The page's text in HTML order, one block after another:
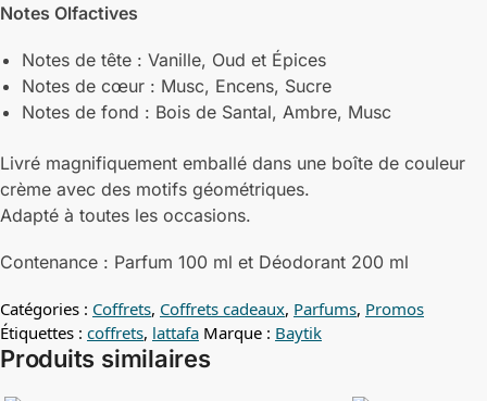
Notes Olfactives
Notes de tête : Vanille, Oud et Épices
Notes de cœur : Musc, Encens, Sucre
Notes de fond : Bois de Santal, Ambre, Musc
Livré magnifiquement emballé dans une boîte de couleur
crème avec des motifs géométriques.
Adapté à toutes les occasions.
Contenance : Parfum 100 ml et Déodorant 200 ml
Catégories : Coffrets, Coffrets cadeaux, Parfums, Promos
Étiquettes : coffrets, lattafa Marque : Baytik
Produits similaires